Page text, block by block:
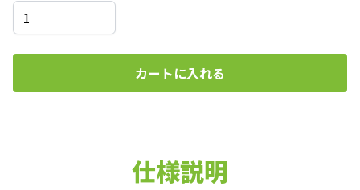
カートに入れる
仕様説明